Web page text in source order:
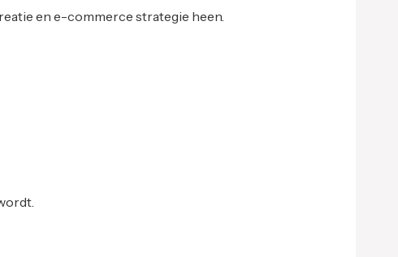
en e-commerce strategie heen.